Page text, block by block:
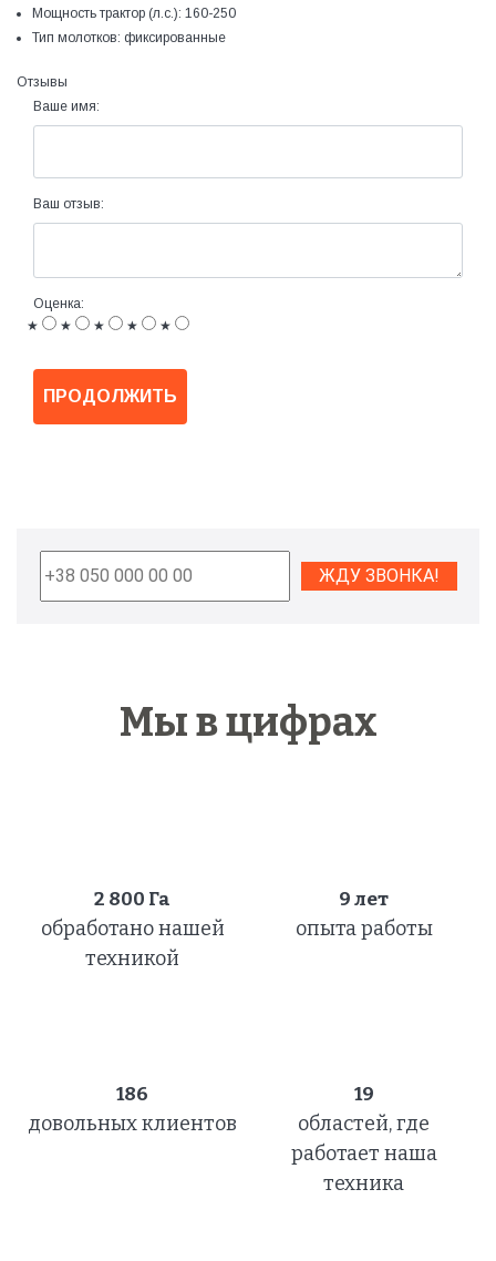
Мощность трактор (л.с.): 160-250
Тип молотков: фиксированные
Отзывы
Ваше имя:
Ваш отзыв:
Оценка:
★
★
★
★
★
ПРОДОЛЖИТЬ
Мы в цифрах
2 800 Га
обработано нашей
техникой
9 лет
опыта работы
186
довольных клиентов
19
областей, где
работает наша
техника